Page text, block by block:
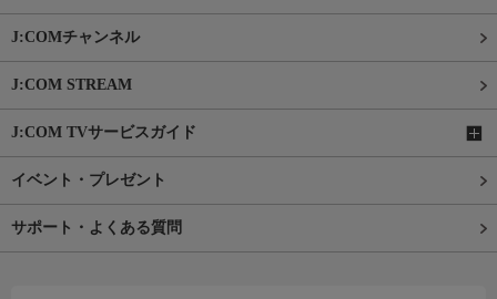
J:COMチャンネル
J:COM STREAM
J:COM TVサービスガイド
イベント・プレゼント
サポート・よくある質問